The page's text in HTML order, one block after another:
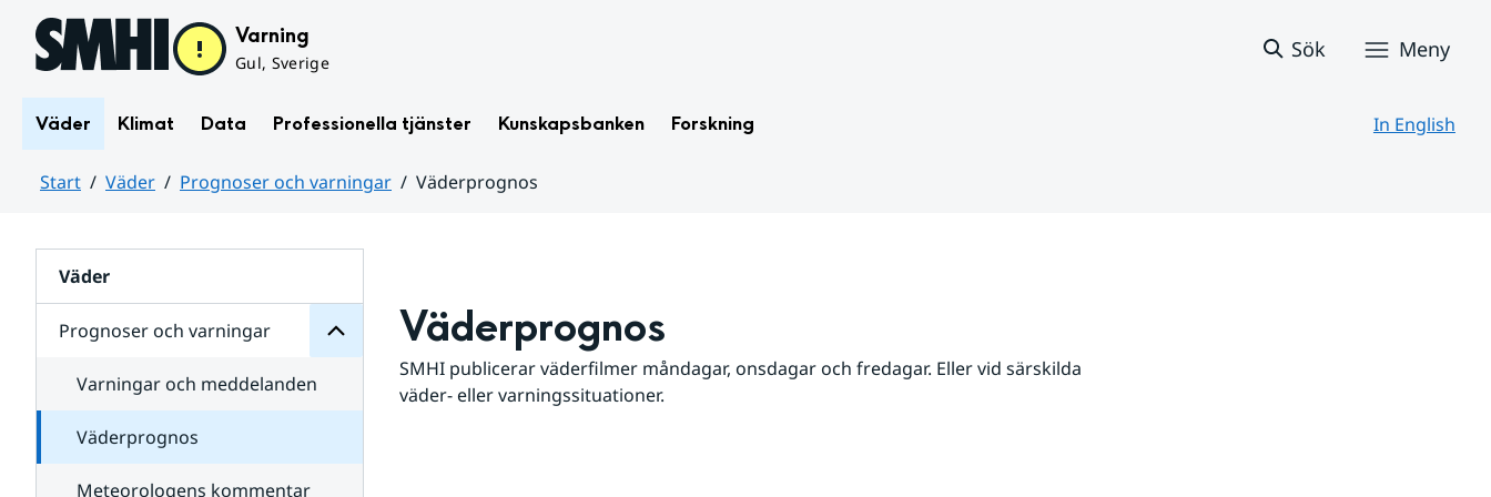
Hoppa till sidans innehåll Varning
Gul, Sverige
Sök Meny
Väder Klimat Data Professionella tjänster Kunskapsbanken Forskning In English
Start Väder Prognoser och varningar
Väderprognos
Väder
Prognoser och varningar
för
varningar
Varningar och meddelanden
Väderprognos
Meteorologens kommentar
Väderprognos
SMHI publicerar väderfilmer måndagar, onsdagar och fredagar. Eller vid särskilda
väder- eller varningssituationer.